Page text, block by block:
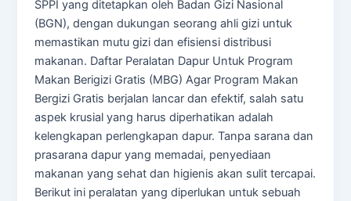
SPPI yang ditetapkan oleh Badan Gizi Nasional
(BGN), dengan dukungan seorang ahli gizi untuk
memastikan mutu gizi dan efisiensi distribusi
makanan. Daftar Peralatan Dapur Untuk Program
Makan Berigizi Gratis (MBG) Agar Program Makan
Bergizi Gratis berjalan lancar dan efektif, salah satu
aspek krusial yang harus diperhatikan adalah
kelengkapan perlengkapan dapur. Tanpa sarana dan
prasarana dapur yang memadai, penyediaan
makanan yang sehat dan higienis akan sulit tercapai.
Berikut ini peralatan yang diperlukan untuk sebuah